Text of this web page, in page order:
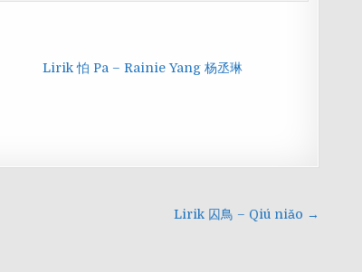
Lirik 怕 Pa – Rainie Yang 杨丞琳
Lirik 囚鳥 – Qiú niǎo →